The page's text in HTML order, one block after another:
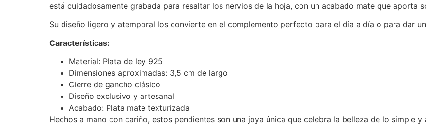
está cuidadosamente grabada para resaltar los nervios de la hoja, con un acabado mate que aporta
Su diseño ligero y atemporal los convierte en el complemento perfecto para el día a día o para dar
Características:
Material: Plata de ley 925
Dimensiones aproximadas: 3,5 cm de largo
Cierre de gancho clásico
Diseño exclusivo y artesanal
Acabado: Plata mate texturizada
Hechos a mano con cariño, estos pendientes son una joya única que celebra la belleza de lo simple y